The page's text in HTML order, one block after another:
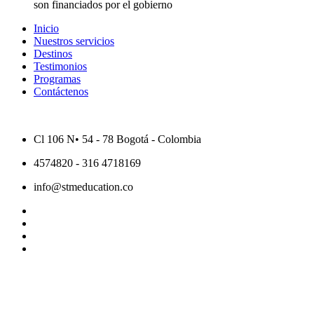
son financiados por el gobierno
Inicio
Nuestros servicios
Destinos
Testimonios
Programas
Contáctenos
Cl 106 N• 54 - 78 Bogotá - Colombia
4574820 - 316 4718169
info@stmeducation.co